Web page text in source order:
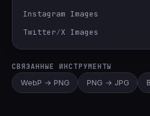
Instagram Images
Twitter∕X Images
СВЯЗАННЫЕ ИНСТРУМЕНТЫ
WebP → PNG
PNG → JPG